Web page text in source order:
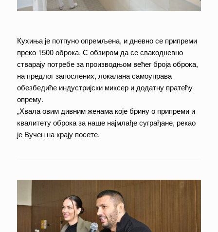
Кухиња је потпуно опремљена, и дневно се припреми
преко 1500 оброка. С обзиром да се свакодневно
стварају потребе за производњом већег броја оброка,
на предлог запослених, локалана самоуправа
обезбедиће индустријски миксер и додатну пратећу
опрему.
„Хвала овим дивним женама које брину о припреми и
квалитету оброка за наше најмлађе суграђане, рекао
је Вучен на крају посете.